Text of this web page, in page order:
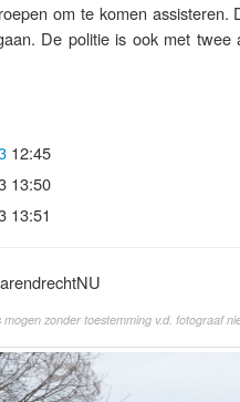
om te komen
De politie is ook met twee
12:45
13:50
13:51
mogen zonder toestemming v.d. fotograaf